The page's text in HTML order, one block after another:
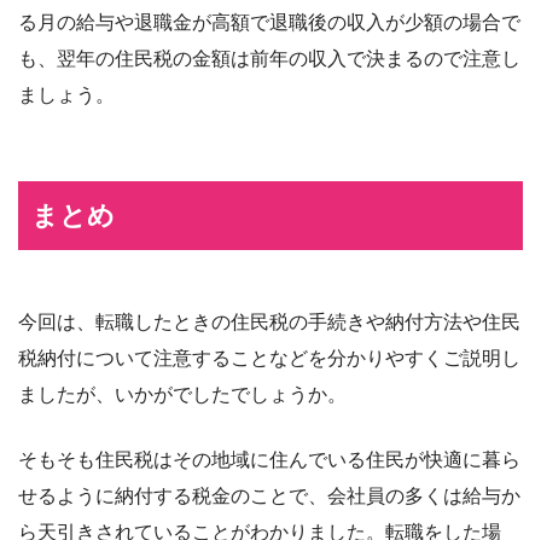
る月の給与や退職金が高額で退職後の収入が少額の場合で
も、翌年の住民税の金額は前年の収入で決まるので注意し
ましょう。
まとめ
今回は、転職したときの住民税の手続きや納付方法や住民
税納付について注意することなどを分かりやすくご説明し
ましたが、いかがでしたでしょうか。
そもそも住民税はその地域に住んでいる住民が快適に暮ら
せるように納付する税金のことで、会社員の多くは給与か
ら天引きされていることがわかりました。転職をした場